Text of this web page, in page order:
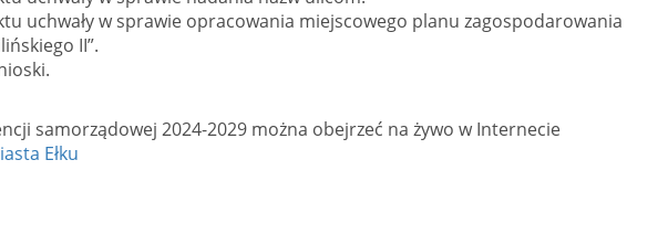
uchwały w sprawie opracowania miejscowego planu zagospodarowania
II”.
samorządowej 2024-2029 można obejrzeć na żywo w Internecie
Ełku